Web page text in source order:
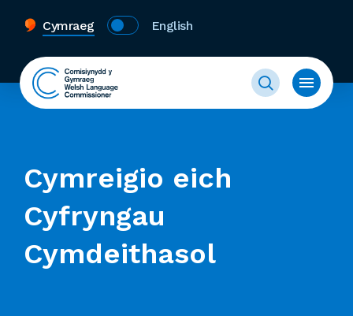
Cymraeg English
Cymreigio eich
Cyfryngau
Cymdeithasol